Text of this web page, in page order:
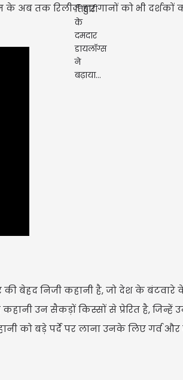
अब तक रिलीज़ हुए गानों को भी दर्शकों
बेहद निजी कहानी है, जो देश के बंटवारे
उन सैकड़ों किस्सों से प्रेरित है, जिन्हें
को बड़े पर्दे पर लाना उनके लिए गर्व
Updated